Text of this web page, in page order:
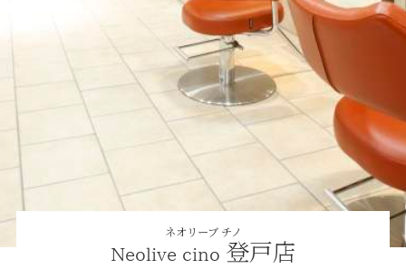
ネオリーブ チノ
Neolive cino 登戸店